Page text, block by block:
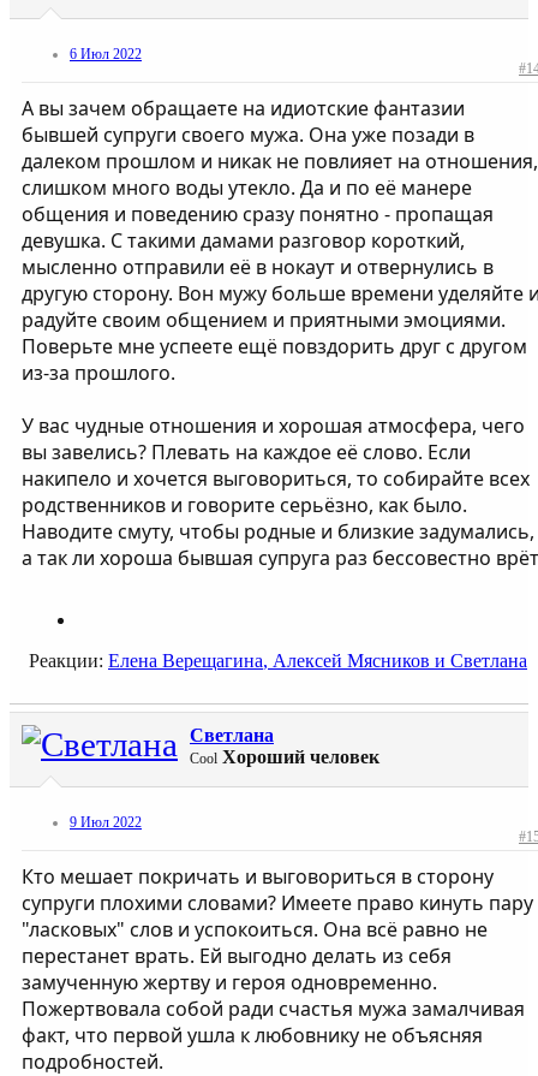
6 Июл 2022
А вы зачем обращаете на идиотские фантазии
бывшей супруги своего мужа. Она уже позади в
далеком прошлом и никак не повлияет на отношения,
слишком много воды утекло. Да и по её манере
общения и поведению сразу понятно - пропащая
девушка. С такими дамами разговор короткий,
мысленно отправили её в нокаут и отвернулись в
другую сторону. Вон мужу больше времени уделяйте
радуйте своим общением и приятными эмоциями.
Поверьте мне успеете ещё повздорить друг с другом
из-за прошлого.
У вас чудные отношения и хорошая атмосфера, чего
вы завелись? Плевать на каждое её слово. Если
накипело и хочется выговориться, то собирайте всех
родственников и говорите серьёзно, как было.
Наводите смуту, чтобы родные и близкие задумались,
а так ли хороша бывшая супруга раз бессовестно врёт
Реакции: Елена Верещагина, Алексей Мясников и Светлана
Светлана
Cool Хороший человек
9 Июл 2022
Кто мешает покричать и выговориться в сторону
супруги плохими словами? Имеете право кинуть пару
"ласковых" слов и успокоиться. Она всё равно не
перестанет врать. Ей выгодно делать из себя
замученную жертву и героя одновременно.
Пожертвовала собой ради счастья мужа замалчивая
факт, что первой ушла к любовнику не объясняя
подробностей.